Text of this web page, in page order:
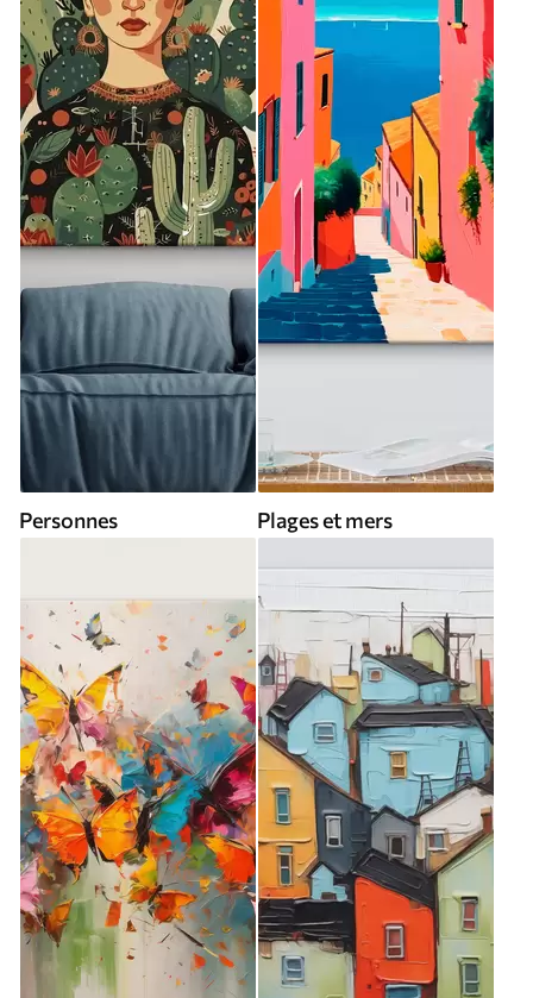
Personnes Plages et mers